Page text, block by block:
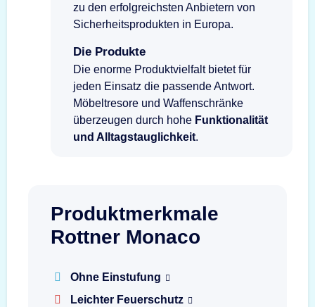
zu den erfolgreichsten Anbietern von
Sicherheitsprodukten in Europa.
Die Produkte
Die enorme Produktvielfalt bietet für
jeden Einsatz die passende Antwort.
Möbeltresore und Waffenschränke
überzeugen durch hohe Funktionalität
und Alltagstauglichkeit.
Produktmerkmale
Rottner Monaco
Ohne Einstufung
Leichter Feuerschutz